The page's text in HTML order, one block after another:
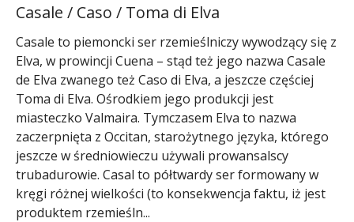
Casale / Caso / Toma di Elva
Casale to piemoncki ser rzemieślniczy wywodzący się z
Elva, w prowincji Cuena – stąd też jego nazwa Casale
de Elva zwanego też Caso di Elva, a jeszcze częściej
Toma di Elva. Ośrodkiem jego produkcji jest
miasteczko Valmaira. Tymczasem Elva to nazwa
zaczerpnięta z Occitan, starożytnego języka, którego
jeszcze w średniowieczu używali prowansalscy
trubadurowie. Casal to półtwardy ser formowany w
kręgi różnej wielkości (to konsekwencja faktu, iż jest
produktem rzemieśln...